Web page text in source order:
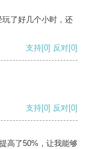
了好几个小时，还
支持[0] 反对[0]
支持[0] 反对[0]
高了50%，让我能够